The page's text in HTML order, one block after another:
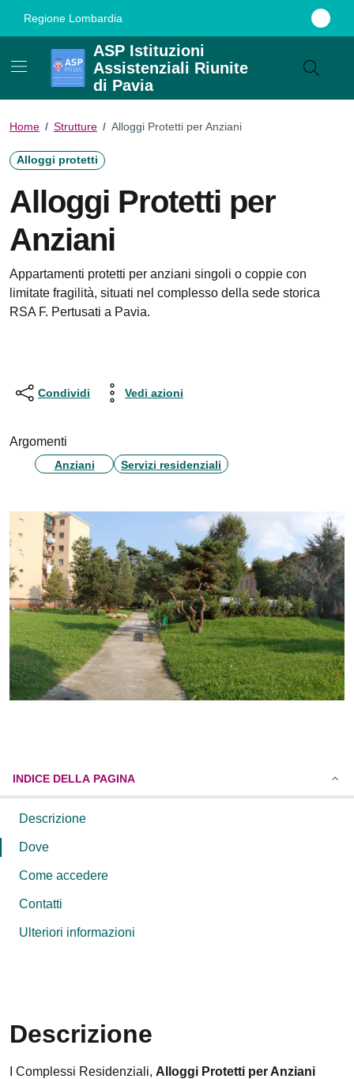
Regione Lombardia
ASP Istituzioni
Assistenziali Riunite
di Pavia
Home / Strutture / Alloggi Protetti per Anziani
Alloggi protetti
Alloggi Protetti per
Anziani
Appartamenti protetti per anziani singoli o coppie con
limitate fragilità, situati nel complesso della sede storica
RSA F. Pertusati a Pavia.
Condividi Vedi azioni
Argomenti
Anziani Servizi residenziali
INDICE DELLA PAGINA
Descrizione
Dove
Come accedere
Contatti
Ulteriori informazioni
Descrizione
I Complessi Residenziali, Alloggi Protetti per Anziani